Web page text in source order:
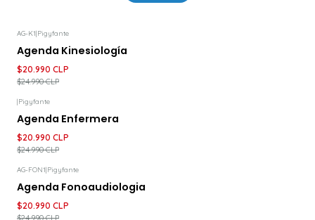
DESCUENTO
AG-K1|Pigyfante
Agenda Kinesiología
$20.990 CLP
$24.990 CLP
DESCUENTO
|Pigyfante
Agenda Enfermera
$20.990 CLP
$24.990 CLP
DESCUENTO
AG-FON1|Pigyfante
Agenda Fonoaudiologia
$20.990 CLP
$24.990 CLP